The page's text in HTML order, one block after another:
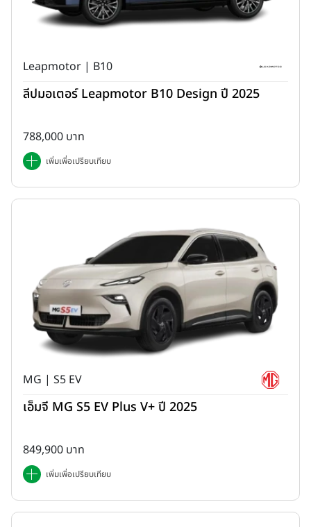
Leapmotor | B10
ลีปมอเตอร์ Leapmotor B10 Design ปี 2025
788,000 บาท
เพิ่มเพื่อเปรียบเทียบ
MG | S5 EV
เอ็มจี MG S5 EV Plus V+ ปี 2025
849,900 บาท
เพิ่มเพื่อเปรียบเทียบ